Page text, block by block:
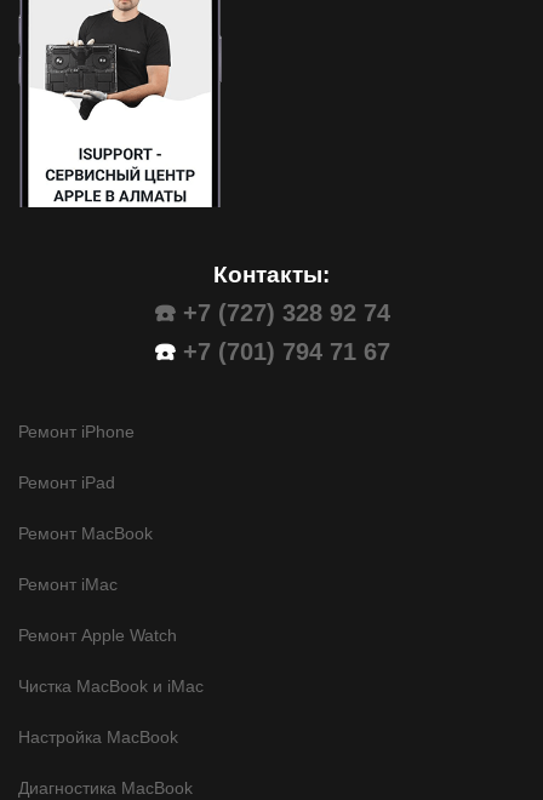
Контакты:
☎️ +7 (727) 328 92 74
☎️ +7 (701) 794 71 67
Ремонт iPhone
Ремонт iPad
Ремонт MacBook
Ремонт iMac
Ремонт Apple Watch
Чистка MacBook и iMac
Настройка MacBook
Диагностика MacBook